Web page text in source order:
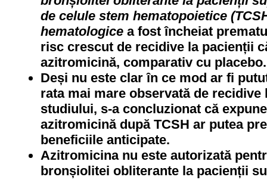
de celule stem hematopoietice
hematologice a fost încheiat
risc crescut de recidive la pacienții
azitromicină, comparativ cu placebo.
Deși nu este clar în ce mod ar fi
rata mai mare observată de
studiului, s-a concluzionat că
azitromicină după TCSH ar putea
beneficiile anticipate.
Azitromicina nu este autorizată
bronșiolitei obliterante la pacienții